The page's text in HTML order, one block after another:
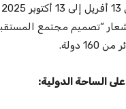
“تصميم مجتمع